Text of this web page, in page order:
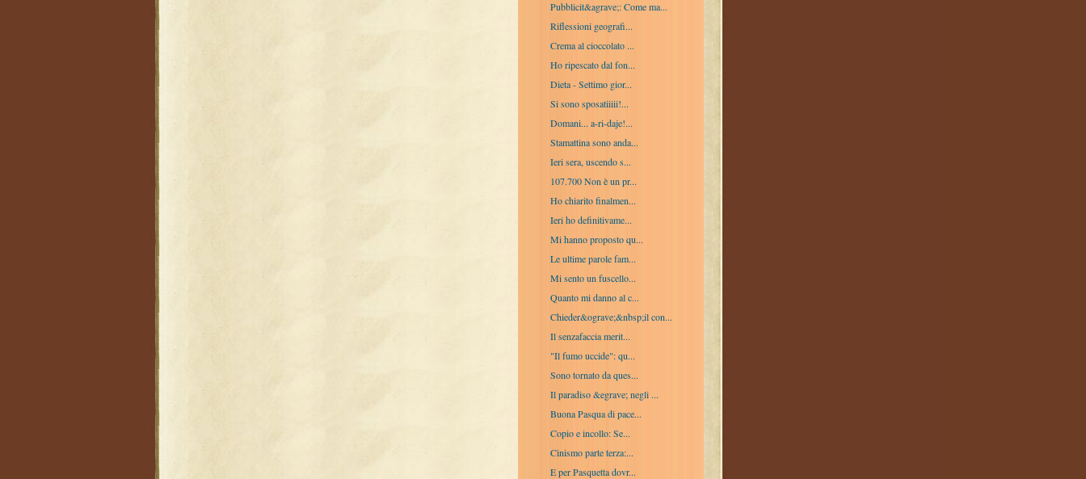
Pubblicit&agrave;: Come ma...
Riflessioni geografi...
Crema al cioccolato ...
Ho ripescato dal fon...
Dieta - Settimo gior...
Si sono sposatiiiii!...
Domani... a-ri-daje!...
Stamattina sono anda...
Ieri sera, uscendo s...
107.700 Non è un pr...
Ho chiarito finalmen...
Ieri ho definitivame...
Mi hanno proposto qu...
Le ultime parole fam...
Mi sento un fuscello...
Quanto mi danno al c...
Chieder&ograve;&nbsp;il con...
Il senzafaccia merit...
"Il fumo uccide": qu...
Sono tornato da ques...
Il paradiso &egrave; negli ...
Buona Pasqua di pace...
Copio e incollo: Se...
Cinismo parte terza:...
E per Pasquetta dovr...